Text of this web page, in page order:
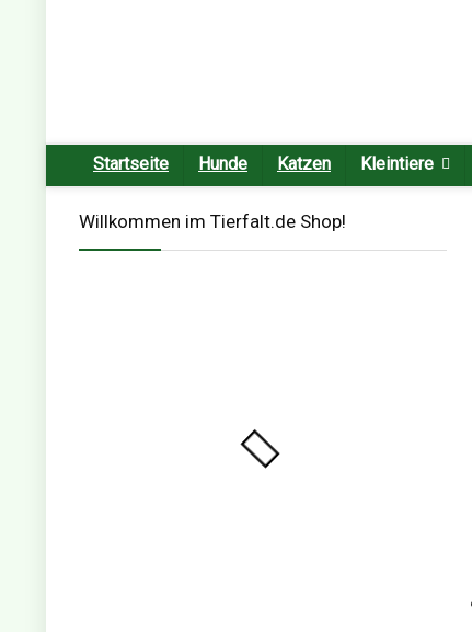
Startseite Hunde Katzen Kleintiere
Willkommen im Tierfalt.de Shop!